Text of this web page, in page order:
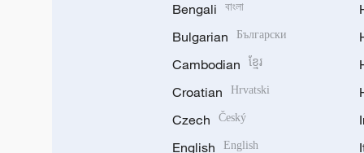
Bengali বাংলা
Bulgarian Български
Cambodian ខ្មែរ
Croatian Hrvatski
Czech Český
English English